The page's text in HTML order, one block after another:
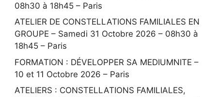
08h30 à 18h45 – Paris
ATELIER DE CONSTELLATIONS FAMILIALES EN
GROUPE – Samedi 31 Octobre 2026 – 08h30 à
18h45 – Paris
FORMATION : DÉVELOPPER SA MEDIUMNITE –
10 et 11 Octobre 2026 – Paris
ATELIERS : CONSTELLATIONS FAMILIALES,